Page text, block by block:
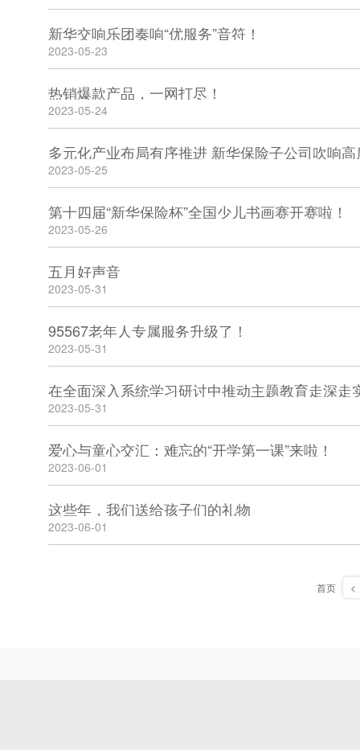
新华交响乐团奏响“优服务”音符！
2023-05-23
热销爆款产品，一网打尽！
2023-05-24
多元化产业布局有序推进 新华保险子公司吹响
2023-05-25
第十四届“新华保险杯”全国少儿书画赛开赛啦！
2023-05-26
五月好声音
2023-05-31
95567老年人专属服务升级了！
2023-05-31
2023-05-31
爱心与童心交汇：难忘的“开学第一课”来啦！
2023-06-01
这些年，我们送给孩子们的礼物
2023-06-01
首页 <